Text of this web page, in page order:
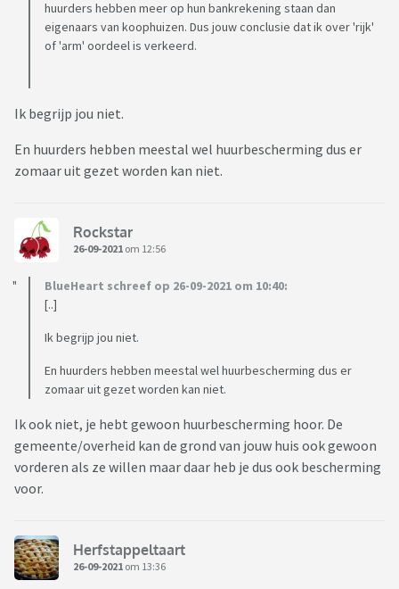
huurders hebben meer op hun bankrekening staan dan
eigenaars van koophuizen. Dus jouw conclusie dat ik over 'rijk'
of 'arm' oordeel is verkeerd.
Ik begrijp jou niet.
En huurders hebben meestal wel huurbescherming dus er
zomaar uit gezet worden kan niet.
Rockstar
26-09-2021 om 12:56
BlueHeart schreef op 26-09-2021 om 10:40:
[..]
Ik begrijp jou niet.
En huurders hebben meestal wel huurbescherming dus er
zomaar uit gezet worden kan niet.
Ik ook niet, je hebt gewoon huurbescherming hoor. De
gemeente/overheid kan de grond van jouw huis ook gewoon
vorderen als ze willen maar daar heb je dus ook bescherming
voor.
Herfstappeltaart
26-09-2021 om 13:36